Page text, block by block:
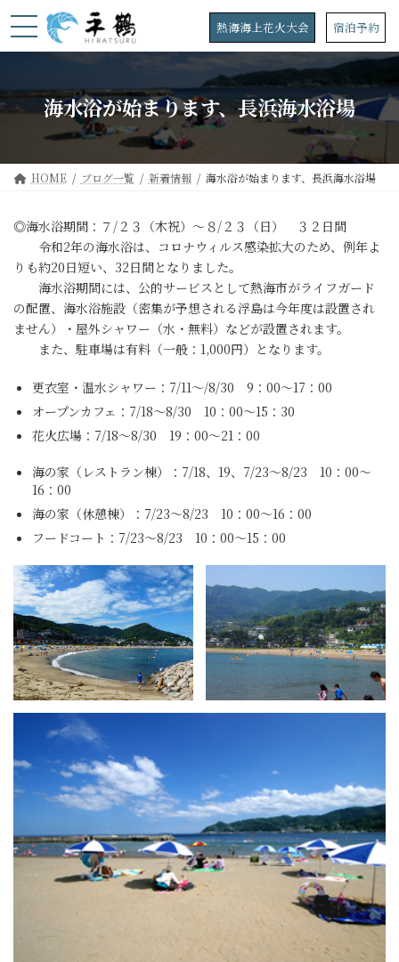
ン
へ
ス
プ
ビ
ョ
ン
動
熱海海上花火大会 宿泊予約
海水浴が始まります、長浜海水浴場
HOME ブログ一覧 新着情報 海水浴が始まります、長浜海水浴場
◎海水浴期間：７/２３（木祝）～８/２３（日） ３２日間
令和2年の海水浴は、コロナウィルス感染拡大のため、例年よ
りも約20日短い、32日間となりました。
海水浴期間には、公的サービスとして熱海市がライフガード
の配置、海水浴施設（密集が予想される浮島は今年度は設置され
ません）・屋外シャワー（水・無料）などが設置されます。
また、駐車場は有料（一般：1,000円）となります。
更衣室・温水シャワー：7/11～/8/30 9：00～17：00
オープンカフェ：7/18～8/30 10：00～15：30
花火広場：7/18～8/30 19：00～21：00
海の家（レストラン棟）：7/18、19、7/23～8/23 10：00～
16：00
海の家（休憩棟）：7/23～8/23 10：00～16：00
フードコート：7/23～8/23 10：00～15：00